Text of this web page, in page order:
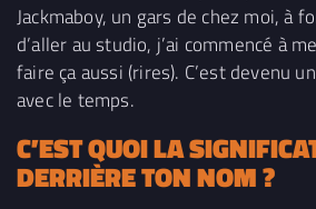
Jackmaboy, un gars de chez moi, à
d’aller au studio, j’ai commencé à
faire ça aussi (rires). C’est devenu
avec le temps.
C’EST QUOI LA
DERRIÈRE TON NOM ?